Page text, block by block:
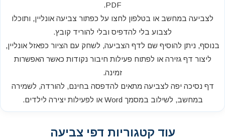
PDF.
לצביעה במחשב או בטלפון לחצו על כפתור צביעה אונליין, ותוכלו
לצבוע בלי להדפיס ובלי להוריד קובץ.
בנוסף, ניתן להוסיף שם לדף הצביעה, לשחק עם הציור כפאזל אונליין,
ליצור דף גזירה או לפתוח פעילות חיבור נקודות כאשר האפשרות
זמינה.
דף נסיכה יפה לצביעה מתאים להדפסה בחינם, להורדה, לשמירה
במחשב, לשילוב במסמך Word או לפעילות יצירה לילדים.
עוד קטגוריות דפי צביעה